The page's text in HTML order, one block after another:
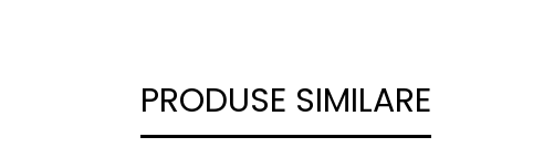
PRODUSE SIMILARE